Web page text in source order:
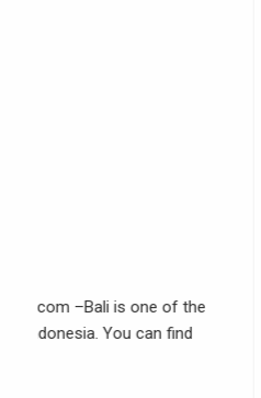
Property Investing
living place. Actually, it can